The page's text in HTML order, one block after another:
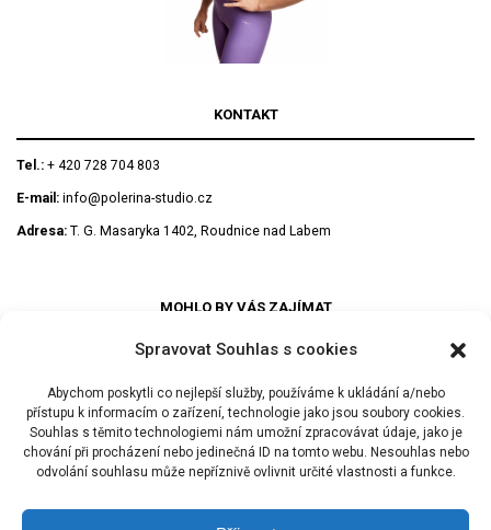
Spravovat Souhlas s cookies
Abychom poskytli co nejlepší služby, používáme k ukládání a/nebo
přístupu k informacím o zařízení, technologie jako jsou soubory cookies.
Souhlas s těmito technologiemi nám umožní zpracovávat údaje, jako je
chování při procházení nebo jedinečná ID na tomto webu. Nesouhlas nebo
odvolání souhlasu může nepříznivě ovlivnit určité vlastnosti a funkce.
KONTAKT
Tel.: + 420 728 704 803
E-mail: info@polerina-studio.cz
Adresa: T. G. Masaryka 1402, Roudnice nad Labem
MOHLO BY VÁS ZAJÍMAT
REZERVAČNÍ SYSTÉM